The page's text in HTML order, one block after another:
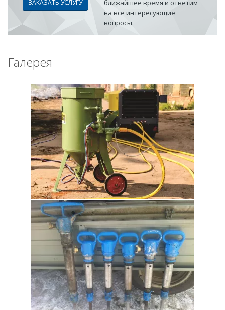
ЗАКАЗАТЬ УСЛУГУ
ближайшее время и ответим
на все интересующие
вопросы.
Галерея